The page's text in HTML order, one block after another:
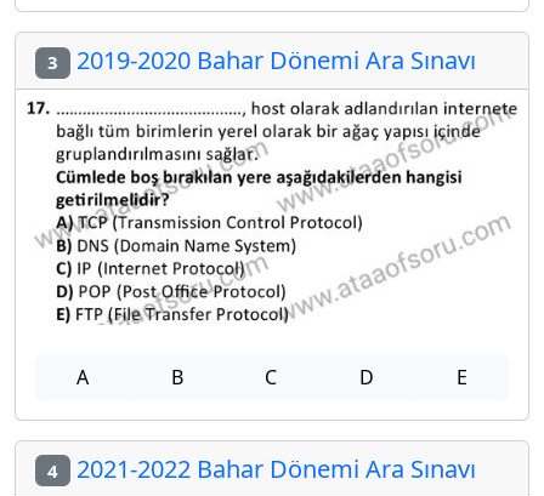
3 2019-2020 Bahar Dönemi Ara Sınavı
A B C D E
4 2021-2022 Bahar Dönemi Ara Sınavı